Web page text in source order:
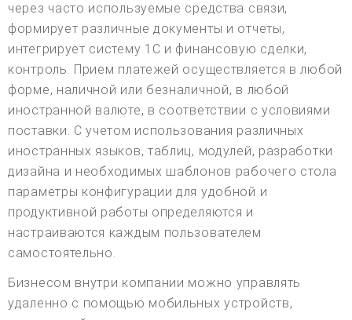
через часто используемые средства связи,
формирует различные документы и отчеты,
интегрирует систему 1С и финансовую сделки,
контроль. Прием платежей осуществляется в любой
форме, наличной или безналичной, в любой
иностранной валюте, в соответствии с условиями
поставки. С учетом использования различных
иностранных языков, таблиц, модулей, разработки
дизайна и необходимых шаблонов рабочего стола
параметры конфигурации для удобной и
продуктивной работы определяются и
настраиваются каждым пользователем
самостоятельно.
Бизнесом внутри компании можно управлять
удаленно с помощью мобильных устройств,